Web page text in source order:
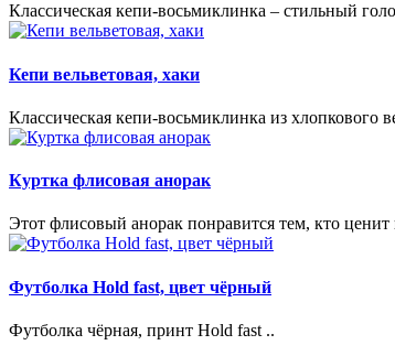
Классическая кепи-восьмиклинка – стильный
Кепи вельветовая, хаки
Классическая кепи-восьмиклинка из хлопкового
Куртка флисовая анорак
Этот флисовый анорак понравится тем, кто
Футболка Hold fast, цвет чёрный
Футболка чёрная, принт Hold fast ..